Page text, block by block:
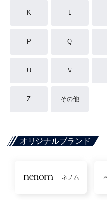
K L
P Q
U V
Z その他
オリジナルブランド
ネノム